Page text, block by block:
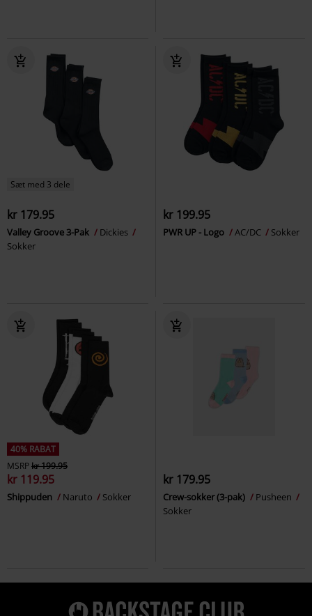
Sæt med 3 dele
kr 179.95
Valley Groove 3-Pak
Dickies
Sokker
kr 199.95
PWR UP - Logo AC/DC Sokker
40% RABAT
MSRPkr 199.95
kr 119.95
Shippuden Naruto Sokker
kr 179.95
Crew-sokker (3-pak)
Pusheen
Sokker